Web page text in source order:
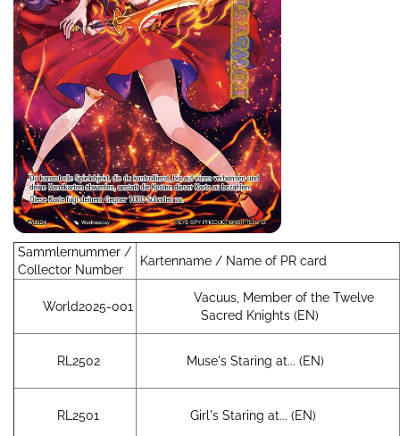
Sammlernummer /
Collector Number
Kartenname / Name of PR card
World2025-001
Vacuus, Member of the Twelve
Sacred Knights (EN)
RL2502 Muse's Staring at... (EN)
RL2501 Girl's Staring at... (EN)